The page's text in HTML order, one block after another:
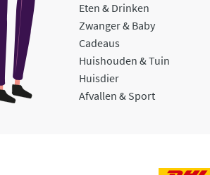
Eten & Drinken
Zwanger & Baby
Cadeaus
Huishouden & Tuin
Huisdier
Afvallen & Sport